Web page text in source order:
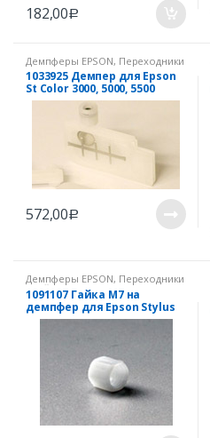
182,00Р
Демпферы EPSON, Переходники
и гайки EPSON Уплотнители
1033925 Демпер для Epson
St Color 3000, 5000, 5500
572,00Р
Демпферы EPSON, Переходники
и гайки EPSON Уплотнители
1091107 Гайка М7 на
демпфер для Epson Stylus
Pro 9600, 7600, 4000, 4400,